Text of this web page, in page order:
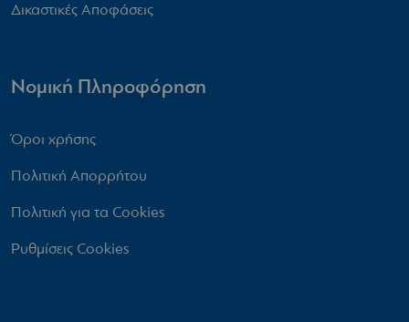
Δικαστικές Αποφάσεις
Νομική Πληροφόρηση
Όροι χρήσης
Πολιτική Απορρήτου
Πολιτική για τα Cookies
Ρυθμίσεις Cookies